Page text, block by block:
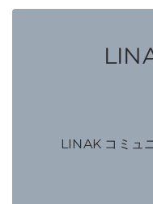
LINAK コミュ